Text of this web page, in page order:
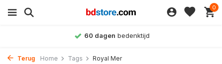
0
60 dagen bedenktijd
Terug Home Tags Royal Mer